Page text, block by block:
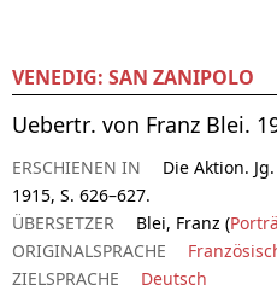
VENEDIG: SAN ZANIPOLO
Uebertr. von Franz Blei.
ERSCHIENEN IN
Die Aktion.
1915, S. 626–627.
ÜBERSETZER
Blei, Franz (
ORIGINALSPRACHE
ZIELSPRACHE
Deutsch